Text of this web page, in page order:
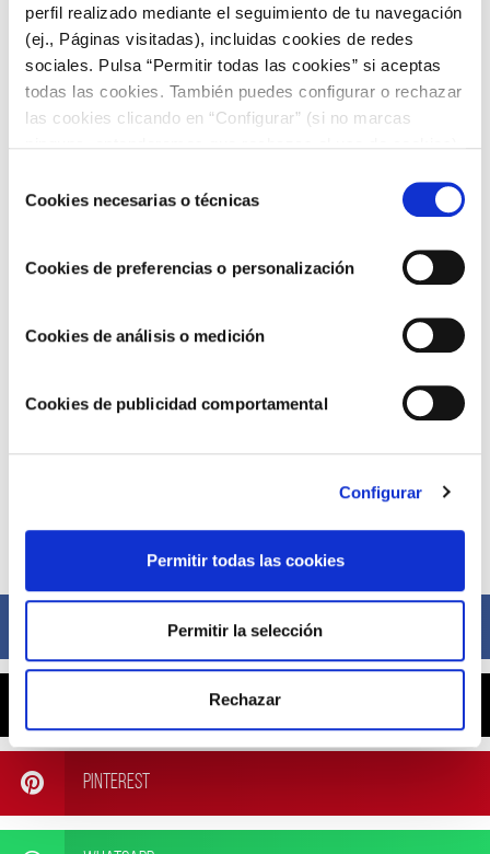
perfil realizado mediante el seguimiento de tu navegación
(ej., Páginas visitadas), incluidas cookies de redes
sociales. Pulsa “Permitir todas las cookies” si aceptas
todas las cookies. También puedes configurar o rechazar
las cookies clicando en “Configurar” (si no marcas
COOKIES.
deCookies necesarias o técnicas
Cookies de preferencias o personalización
Cookies de análisis o medición
Cookies de publicidad comportamental
Configurar
Permitir todas las cookies
Permitir la selección
Rechazar
Si hay algo que no se puede negar es que España dispone
de una gran variedad de destinos para hacer un viaje
gastronómico. ¡Ahora solo queda decantarte por tu
favorito!
Compártelo ahora
Pinterest